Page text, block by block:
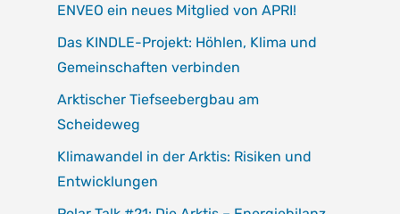
ENVEO ein neues Mitglied von APRI!
Das KINDLE-Projekt: Höhlen, Klima und
Gemeinschaften verbinden
Arktischer Tiefseebergbau am
Scheideweg
Klimawandel in der Arktis: Risiken und
Entwicklungen